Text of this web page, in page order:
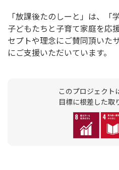
「放課後たのしーと」は、「
子どもたちと子育て家庭を応
セプトや理念にご賛同頂いた
にご支援いただいています。
このプロジェクト
目標に根差した取